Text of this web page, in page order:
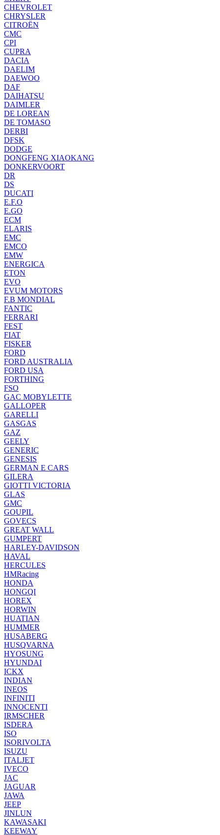
CHEVROLET
CHRYSLER
CITROËN
CMC
CPI
CUPRA
DACIA
DAELIM
DAEWOO
DAF
DAIHATSU
DAIMLER
DE LOREAN
DE TOMASO
DERBI
DFSK
DODGE
DONGFENG XIAOKANG
DONKERVOORT
DR
DS
DUCATI
E.F.O
E.GO
ECM
ELARIS
EMC
EMCO
EMW
ENERGICA
ETON
EVO
EVUM MOTORS
F.B MONDIAL
FANTIC
FERRARI
FEST
FIAT
FISKER
FORD
FORD AUSTRALIA
FORD USA
FORTHING
FSO
GAC MOBYLETTE
GALLOPER
GARELLI
GASGAS
GAZ
GEELY
GENERIC
GENESIS
GERMAN E CARS
GILERA
GIOTTI VICTORIA
GLAS
GMC
GOUPIL
GOVECS
GREAT WALL
GUMPERT
HARLEY-DAVIDSON
HAVAL
HERCULES
HMRacing
HONDA
HONGQI
HOREX
HORWIN
HUATIAN
HUMMER
HUSABERG
HUSQVARNA
HYOSUNG
HYUNDAI
ICKX
INDIAN
INEOS
INFINITI
INNOCENTI
IRMSCHER
ISDERA
ISO
ISORIVOLTA
ISUZU
ITALJET
IVECO
JAC
JAGUAR
JAWA
JEEP
JINLUN
KAWASAKI
KEEWAY